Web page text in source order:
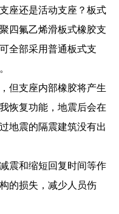
座还是活动支座？板式
四氟乙烯滑板式橡胶支
全部采用普通板式支
但支座内部橡胶将产生
恢复功能，地震后会在
地震的隔震建筑没有出
震和缩短回复时间等作
的损失，减少人员伤